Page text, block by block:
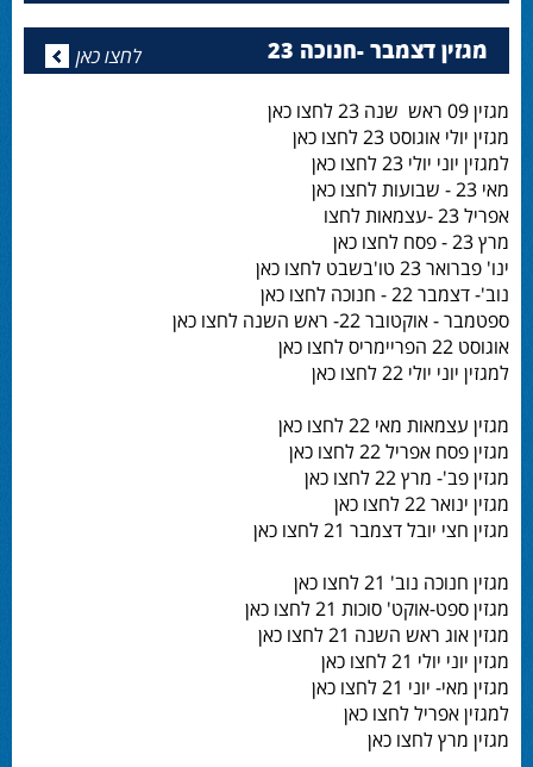
מגזין דצמבר -חנוכה 23 לחצו כאן
מגזין 09 ראש שנה 23 לחצו כאן
מגזין יולי אוגוסט 23 לחצו כאן
למגזין יוני יולי 23 לחצו כאן
מאי 23 - שבועות לחצו כאן
אפריל 23 -עצמאות לחצו
מרץ 23 - פסח לחצו כאן
ינו' פברואר 23 טו'בשבט לחצו כאן
נוב'- דצמבר 22 - חנוכה לחצו כאן
ספטמבר - אוקטובר 22- ראש השנה לחצו כאן
אוגוסט 22 הפריימריס לחצו כאן
למגזין יוני יולי 22 לחצו כאן
מגזין עצמאות מאי 22 לחצו כאן
מגזין פסח אפריל 22 לחצו כאן
מגזין פב'- מרץ 22 לחצו כאן
מגזין ינואר 22 לחצו כאן
מגזין חצי יובל דצמבר 21 לחצו כאן
מגזין חנוכה נוב' 21 לחצו כאן
מגזין ספט-אוקט' סוכות 21 לחצו כאן
מגזין אוג ראש השנה 21 לחצו כאן
מגזין יוני יולי 21 לחצו כאן
מגזין מאי- יוני 21 לחצו כאן
למגזין אפריל לחצו כאן
מגזין מרץ לחצו כאן